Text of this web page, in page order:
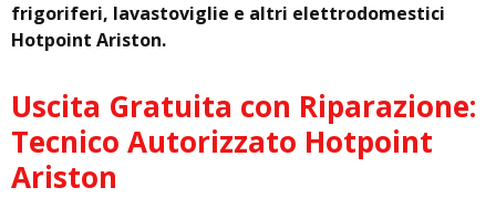
frigoriferi, lavastoviglie e altri elettrodomestici
Hotpoint Ariston.
Uscita Gratuita con Riparazione:
Tecnico Autorizzato Hotpoint
Ariston